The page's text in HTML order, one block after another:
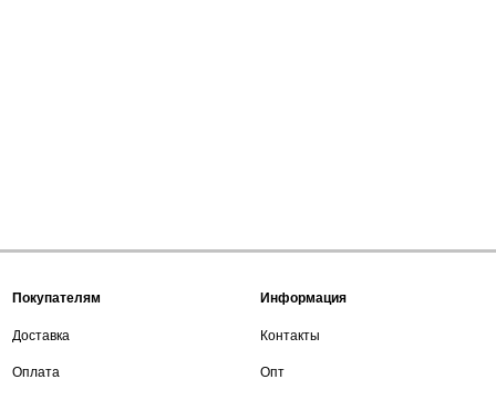
Покупателям
Доставка
Оплата
Информация
Контакты
Опт